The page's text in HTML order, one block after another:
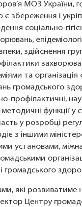
МОЗ України,
є збереження і
соціально-
здійснення
та організація
громадського
профілактичні,
методичні функції у
у розробці
з іншими
установами,
які розвиватиме
Центру